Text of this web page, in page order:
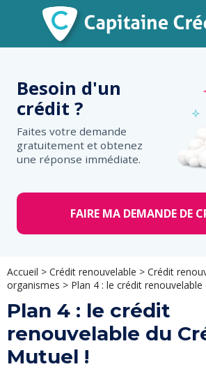
Besoin d'un
crédit ?
Faites votre demande
gratuitement et obtenez
une réponse immédiate.
FAIRE MA DEMANDE DE
Accueil > Crédit renouvelable > Crédit
organismes > Plan 4 : le crédit
Plan 4 : le crédit
renouvelable du
Mutuel !